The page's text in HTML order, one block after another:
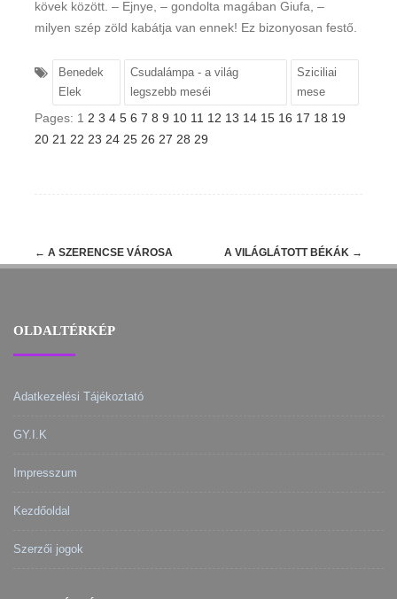
kövek között. – Ejnye, – gondolta magában Giufa, –
milyen szép zöld kabátja van ennek! Ez bizonyosan festő.
Benedek
Elek
Csudalámpa - a világ
legszebb meséi
Sziciliai
mese
Pages: 1 2 3 4 5 6 7 8 9 10 11 12 13 14 15 16 17 18 19
20 21 22 23 24 25 26 27 28 29
Post
← A SZERENCSE VÁROSA A VILÁGLÁTOTT BÉKÁK →
OLDALTÉRKÉP
Adatkezelési Tájékoztató
GY.I.K
Impresszum
Kezdőoldal
Szerzői jogok